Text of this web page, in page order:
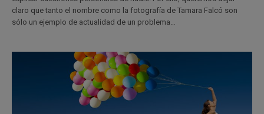
claro que tanto el nombre como la fotografía de Tamara Falcó son
sólo un ejemplo de actualidad de un problema…